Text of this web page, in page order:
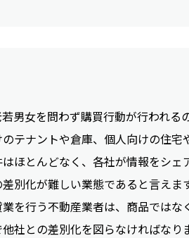
男女を問わず購買行動が行われる
テナントや倉庫、個人向けの住
ほとんどなく、各社が情報をシ
別化が難しい業態であると言えます
を行う不動産業者は、商品では
社との差別化を図らなければなり